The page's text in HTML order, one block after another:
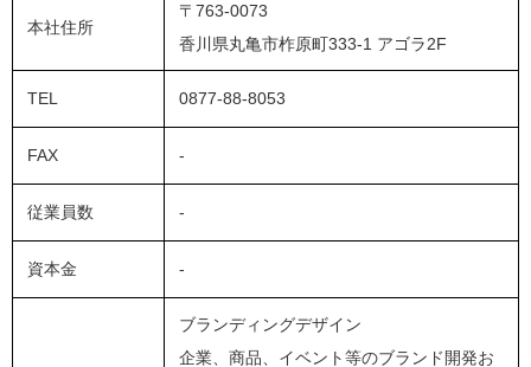
本社住所
〒763-0073
香川県丸亀市柞原町333-1 アゴラ2F
TEL 0877-88-8053
FAX -
従業員数 -
資本金 -
ブランディングデザイン
企業、商品、イベント等のブランド開発お